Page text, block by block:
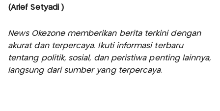
(Arief Setyadi )
News Okezone memberikan berita terkini dengan
akurat dan terpercaya. Ikuti informasi terbaru
tentang politik, sosial, dan peristiwa penting lainnya,
langsung dari sumber yang terpercaya.